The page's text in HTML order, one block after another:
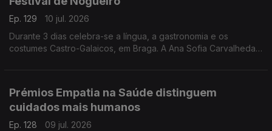
Ep. 129
10 jul. 2026
Durante 3 dias celebra-se a língua, a gastronomia e os
costumes Castro-Galaicos, em Braga. A Ana Sofia Carvalheda
Prémios Empatia na Saúde distinguem
cuidados mais humanos
Ep. 128
09 jul. 2026